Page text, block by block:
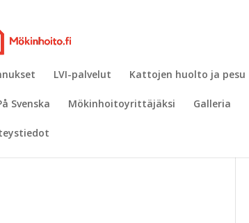
LVI-palvelut Kattojen huolto ja pesu
Svenska Mökinhoitoyrittäjäksi Galleria